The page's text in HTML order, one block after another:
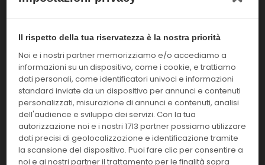
Abbiamo trovato1908articoli per te!
Mostra:
24
Ordina per:
Prezzo: decrescente
Il rispetto della tua riservatezza è la nostra priorità
Noi e i nostri partner memorizziamo e/o accediamo a
informazioni su un dispositivo, come i cookie, e trattiamo
dati personali, come identificatori univoci e informazioni
standard inviate da un dispositivo per annunci e contenuti
personalizzati, misurazione di annunci e contenuti, analisi
dell'audience e sviluppo dei servizi. Con la tua
autorizzazione noi e i nostri 1713 partner possiamo utilizzare
dati precisi di geolocalizzazione e identificazione tramite
la scansione del dispositivo. Puoi fare clic per consentire a
noi e ai nostri partner il trattamento per le finalità sopra